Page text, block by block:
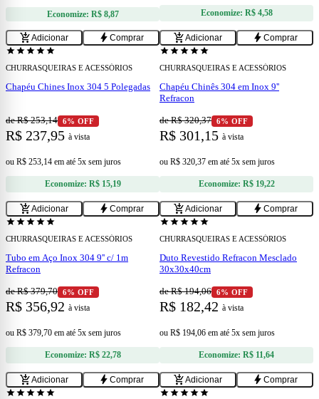
Economize: R$ 8,87
add_shopping_cartAdicionar bolt Comprar
Economize: R$ 4,58
add_shopping_cartAdicionar bolt Comprar
starstarstarstarstar
CHURRASQUEIRAS E ACESSÓRIOS
Chapéu Chines Inox 304 5 Polegadas
de R$ 253,14 6% OFF
R$ 237,95 à vista
ou R$ 253,14 em até 5x sem juros
Economize: R$ 15,19
add_shopping_cartAdicionar bolt Comprar
starstarstarstarstar
CHURRASQUEIRAS E ACESSÓRIOS
Chapéu Chinês 304 em Inox 9''
Refracon
de R$ 320,37 6% OFF
R$ 301,15 à vista
ou R$ 320,37 em até 5x sem juros
Economize: R$ 19,22
add_shopping_cartAdicionar bolt Comprar
starstarstarstarstar
CHURRASQUEIRAS E ACESSÓRIOS
Tubo em Aço Inox 304 9'' c/ 1m
Refracon
de R$ 379,70 6% OFF
R$ 356,92 à vista
ou R$ 379,70 em até 5x sem juros
Economize: R$ 22,78
add_shopping_cartAdicionar bolt Comprar
starstarstarstarstar
CHURRASQUEIRAS E ACESSÓRIOS
Duto Revestido Refracon Mesclado
30x30x40cm
de R$ 194,06 6% OFF
R$ 182,42 à vista
ou R$ 194,06 em até 5x sem juros
Economize: R$ 11,64
add_shopping_cartAdicionar bolt Comprar
starstarstarstarstar starstarstarstarstar